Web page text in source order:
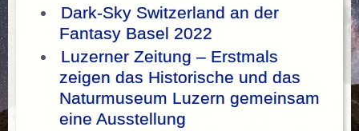
Dark-Sky Switzerland an der
Fantasy Basel 2022
Luzerner Zeitung – Erstmals
zeigen das Historische und das
Naturmuseum Luzern gemeinsam
eine Ausstellung